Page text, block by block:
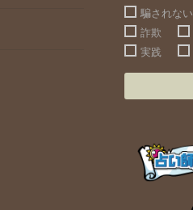
騙されない
詐欺
実践